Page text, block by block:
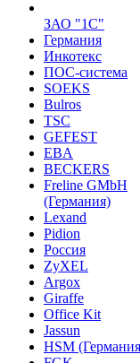
ЗАО "1С"
Германия
Инкотекс
ПОС-система
SOEKS
Bulros
TSC
GEFEST
EBA
BECKERS
Freline GMbH
(Германия)
Lexand
Pidion
Россия
ZyXEL
Argox
Giraffe
Office Kit
Jassun
HSM